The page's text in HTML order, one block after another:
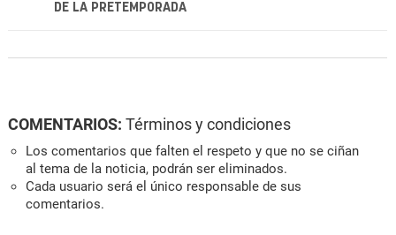
DE LA PRETEMPORADA
COMENTARIOS: Términos y condiciones
Los comentarios que falten el respeto y que no se ciñan
al tema de la noticia, podrán ser eliminados.
Cada usuario será el único responsable de sus
comentarios.